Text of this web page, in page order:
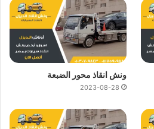
ونش انقاذ محور الضبعة
2023-08-28